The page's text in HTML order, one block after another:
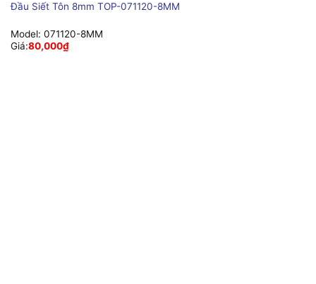
Đầu Siết Tôn 8mm TOP-071120-8MM
Model: 071120-8MM
Giá:80,000₫